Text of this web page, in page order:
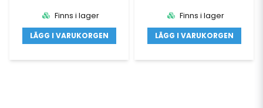
Finns i lager
LÄGG I VARUKORGEN
Finns i lager
LÄGG I VARUKORGEN